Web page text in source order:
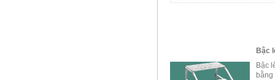
Bậc
Bậc